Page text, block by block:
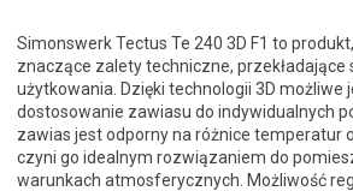
Simonswerk Tectus Te 240 3D F1 to
znaczące zalety techniczne, przekładające
użytkowania. Dzięki technologii 3D możliwe
dostosowanie zawiasu do indywidualnych
zawias jest odporny na różnice temperatur
czyni go idealnym rozwiązaniem do
warunkach atmosferycznych. Możliwość